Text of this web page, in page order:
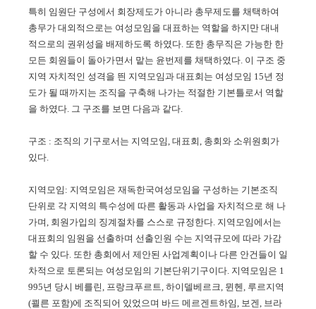
특히 임원단 구성에서 회장제도가 아니라 총무제도를 채택하여
총무가 대외적으로는 여성모임을 대표하는 역할을 하지만 대내
적으로의 권위성을 배제하도록 하였다. 또한 총무직은 가능한 한
모든 회원들이 돌아가면서 맡는 윤번제를 채택하였다. 이 구조 중
지역 자치적인 성격을 띈 지역모임과 대표회는 여성모임 15년 정
도가 될 때까지는 조직을 구축해 나가는 적절한 기본틀로서 역할
을 하였다. 그 구조를 보면 다음과 같다.
구조 : 조직의 기구로서는 지역모임, 대표회, 총회와 소위원회가
있다.
지역모임: 지역모임은 재독한국여성모임을 구성하는 기본조직
단위로 각 지역의 특수성에 따른 활동과 사업을 자치적으로 해 나
가며, 회원가입의 징계절차를 스스로 규정한다. 지역모임에서는
대표회의 임원을 선출하며 선출인원 수는 지역규모에 따라 가감
할 수 있다. 또한 총회에서 제안된 사업계획이나 다른 안건들이 일
차적으로 토론되는 여성모임의 기본단위기구이다. 지역모임은 1
995년 당시 베를린, 프랑크푸르트, 하이델베르크, 뮌헨, 루르지역
(쾰른 포함)에 조직되어 있었으며 바드 메르겐트하임, 보겐, 브라